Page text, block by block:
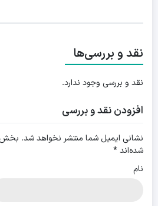
نقد و بررسی‌ها
نقد و بررسی وجود ندارد.
افزودن نقد و بررسی
نشانی ایمیل شما منتشر نخواهد شد.
شده‌اند*
نام